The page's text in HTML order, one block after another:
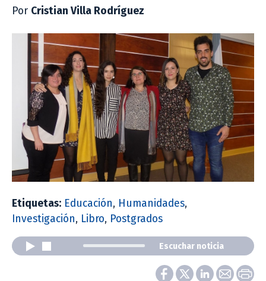
Por Cristian Villa Rodríguez
Etiquetas: Educación, Humanidades,
Investigación, Libro, Postgrados
Escuchar noticia